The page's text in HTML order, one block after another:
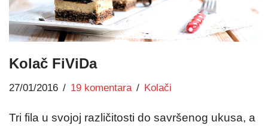
Kolač FiViDa
27/01/2016 19 komentara Kolači
Tri fila u svojoj različitosti do savršenog ukusa, a